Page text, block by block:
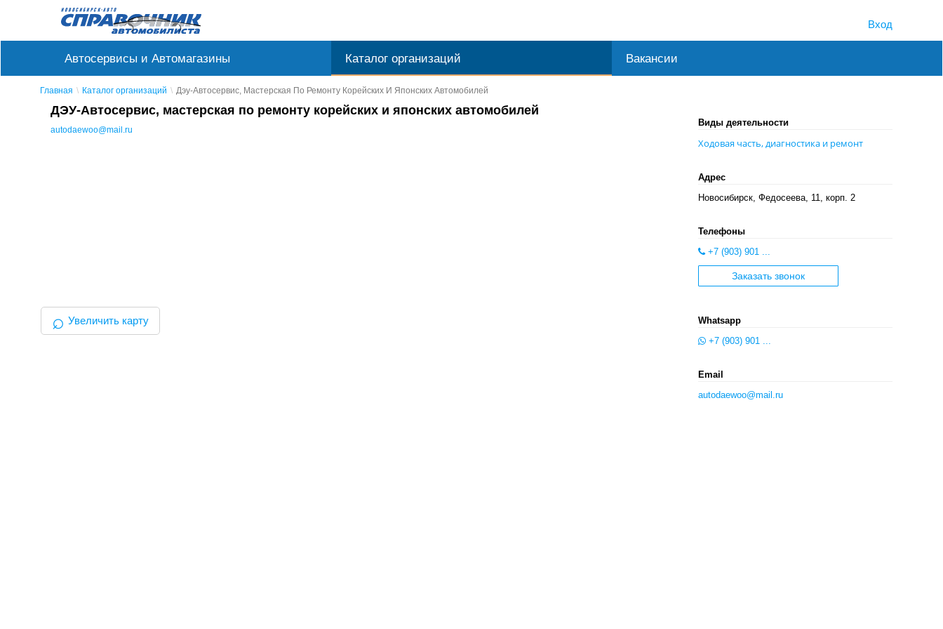
Вход
Автосервисы и Автомагазины Каталог организаций Вакансии
Главная Каталог организаций Дэу-Автосервис, Мастерская По Ремонту Корейских И Японских Автомобилей
ДЭУ-Автосервис, мастерская по ремонту корейских и японских автомобилей
autodaewoo@mail.ru
⌕ Увеличить карту
Виды деятельности
Ходовая часть, диагностика и ремонт
Адрес
Новосибирск, Федосеева, 11, корп. 2
Телефоны
+7 (903) 901 ...
Заказать звонок
Whatsapp
+7 (903) 901 ...
Email
autodaewoo@mail.ru